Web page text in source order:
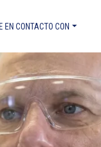
EN CONTACTO CON
son las
OCULARES
DMLE
CON
Y
de las